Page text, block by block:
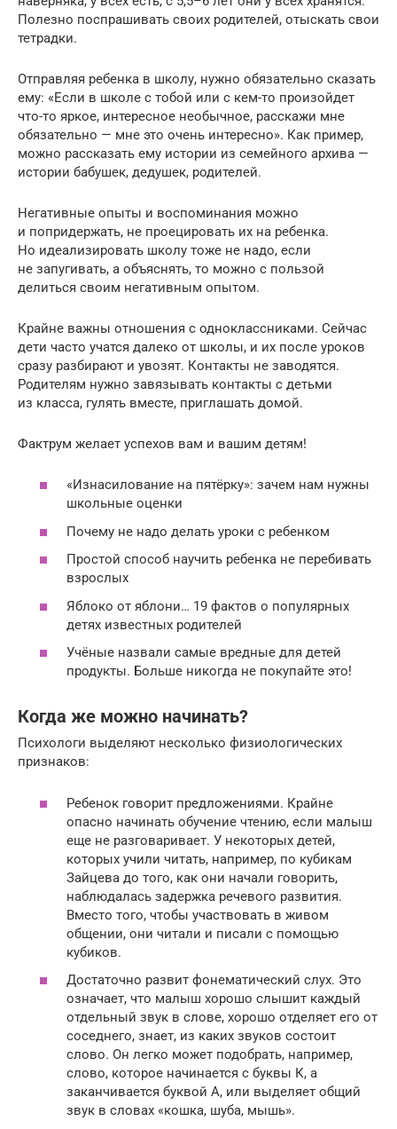
Полезно поспрашивать своих родителей, отыскать свои
тетрадки.
Отправляя ребенка в школу, нужно обязательно сказать
ему: «Если в школе с тобой или с кем-то произойдет
что-то яркое, интересное необычное, расскажи мне
обязательно — мне это очень интересно». Как пример,
можно рассказать ему истории из семейного архива —
истории бабушек, дедушек, родителей.
Негативные опыты и воспоминания можно
и попридержать, не проецировать их на ребенка.
Но идеализировать школу тоже не надо, если
не запугивать, а объяснять, то можно с пользой
делиться своим негативным опытом.
Крайне важны отношения с одноклассниками. Сейчас
дети часто учатся далеко от школы, и их после уроков
сразу разбирают и увозят. Контакты не заводятся.
Родителям нужно завязывать контакты с детьми
из класса, гулять вместе, приглашать домой.
Фактрум желает успехов вам и вашим детям!
«Изнасилование на пятёрку»: зачем нам нужны
школьные оценки
Почему не надо делать уроки с ребенком
Простой способ научить ребенка не перебивать
взрослых
Яблоко от яблони… 19 фактов о популярных
детях известных родителей
Учёные назвали самые вредные для детей
продукты. Больше никогда не покупайте это!
Когда же можно начинать?
Психологи выделяют несколько физиологических
признаков:
Ребенок говорит предложениями. Крайне
опасно начинать обучение чтению, если малыш
еще не разговаривает. У некоторых детей,
которых учили читать, например, по кубикам
Зайцева до того, как они начали говорить,
наблюдалась задержка речевого развития.
Вместо того, чтобы участвовать в живом
общении, они читали и писали с помощью
кубиков.
Достаточно развит фонематический слух. Это
означает, что малыш хорошо слышит каждый
отдельный звук в слове, хорошо отделяет его от
соседнего, знает, из каких звуков состоит
слово. Он легко может подобрать, например,
слово, которое начинается с буквы К, а
заканчивается буквой А, или выделяет общий
звук в словах «кошка, шуба, мышь».